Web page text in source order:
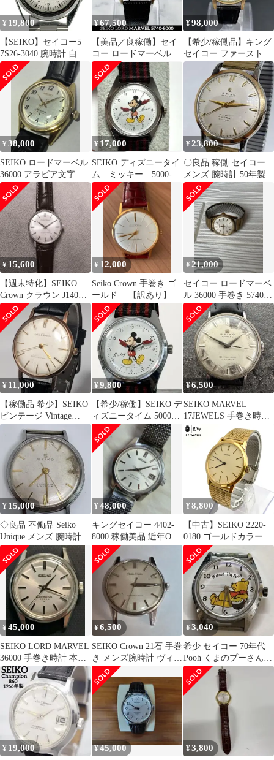
¥ 19,800
【SEIKO】セイコー5
7S26-3040 腕時計 自動
巻き メカニカル メンズ
【9304】
¥67,500
【美品／良稼働】セイ
コー ロードマーベル
36000 手巻き 5740-8000
¥98,000
【希少/稼働品】キング
セイコー ファーストモ
デル 25石 14KGF 手巻
¥38,000
SEIKO ロードマーベル
36000 アラビア文字盤
手巻
¥17,000
SEIKO ディズニータイ
ム ミッキー 5000-
7000 手巻き 稼働美品
¥23,800
〇良品 稼働 セイコー
メンズ 腕時計 50年製
ヴィンテージ 手巻き ス
ーパー
¥ 15,600
【週末特化】SEIKO
Crown クラウン J14085
手巻き 稼働品
¥ 12,000
Seiko Crown 手巻き ゴ
ールド 【訳あり】
¥ 21,000
セイコー ロードマーベ
ル 36000 手巻き 5740-
8000
¥ 11,000
【稼働品 希少】SEIKO
ビンテージ Vintage
Champion 手巻き
¥9,800
【希少/稼働】SEIKO デ
ィズニータイム 5000-
7000 1970年代
¥6,500
SEIKO MARVEL
17JEWELS 手巻き時計
稼働品
¥ 15,000
◇良品 不働品 Seiko
Unique メンズ 腕時計
58年製 ヴィンテージ
¥48,000
キングセイコー 4402-
8000 稼働美品 近年OH
履歴あり精度良好
¥ 8,800
【中古】SEIKO 2220-
0180 ゴールドカラー 手
巻き 腕時計
¥45,000
SEIKO LORD MARVEL
36000 手巻き時計 本体
ロードマーベル
¥6,500
SEIKO Crown 21石 手巻
き メンズ腕時計 ヴィン
テージ 稼働品
¥3,040
希少 セイコー 70年代
Pooh くまのプーさん手
巻き時計 5000-6030
¥ 19,000 ¥45,000 ¥3,800